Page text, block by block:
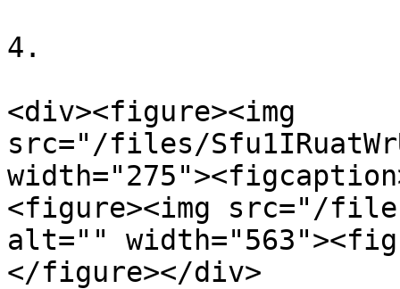
4.
<div><figure><img
src="/files/
<figure><img src="/
alt=""
</figure></div>